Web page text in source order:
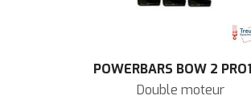
POWERBARS BOW 2
Double moteur